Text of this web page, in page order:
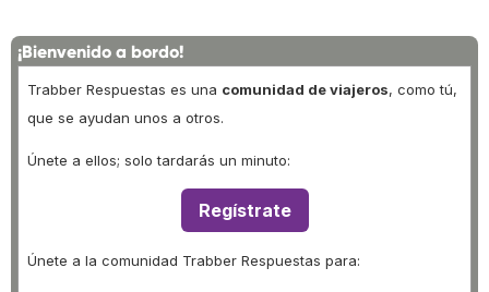
¡Bienvenido a bordo!
Trabber Respuestas es una comunidad de viajeros, como tú,
que se ayudan unos a otros.
Únete a ellos; solo tardarás un minuto:
Regístrate
Únete a la comunidad Trabber Respuestas para: